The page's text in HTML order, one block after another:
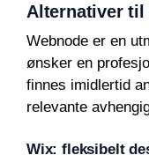
Alternativer til
Webnode er en
ønsker en
finnes imidlertid
relevante
Wix: fleksibelt